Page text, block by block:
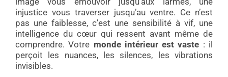
injustice vous traverser jusqu’au ventre. Ce n’est
pas une faiblesse, c’est une sensibilité à vif, une
intelligence du cœur qui ressent avant même de
comprendre. Votre monde intérieur est vaste : il
perçoit les nuances, les silences, les vibrations
invisibles.